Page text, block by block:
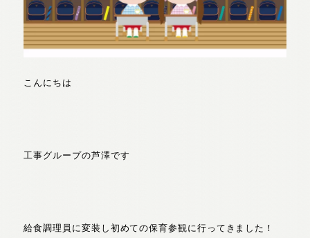
こんにちは
工事グループの芦澤です
給食調理員に変装し初めての保育参観に行ってきました！